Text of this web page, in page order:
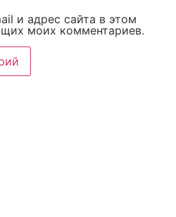
и адрес сайта в этом
моих комментариев.